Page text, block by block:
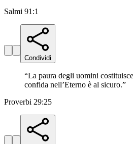
Salmi 91:1
Condividi
“La paura degli uomini
confida nell’Eterno è al sicuro.”
Proverbi 29:25